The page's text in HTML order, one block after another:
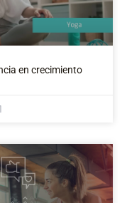
en crecimiento